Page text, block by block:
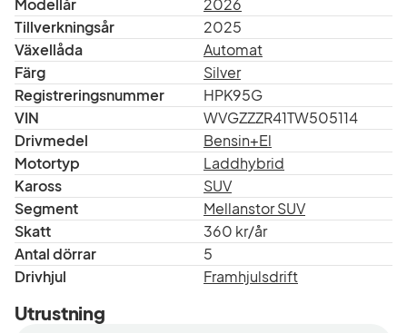
Modellår
2026
Tillverkningsår
2025
Växellåda
Automat
Färg
Silver
Registreringsnummer
HPK95G
VIN
WVGZZZR41TW505114
Drivmedel
Bensin+El
Motortyp
Laddhybrid
Kaross
SUV
Segment
Mellanstor SUV
Skatt
360 kr/år
Antal dörrar
5
Drivhjul
Framhjulsdrift
Utrustning